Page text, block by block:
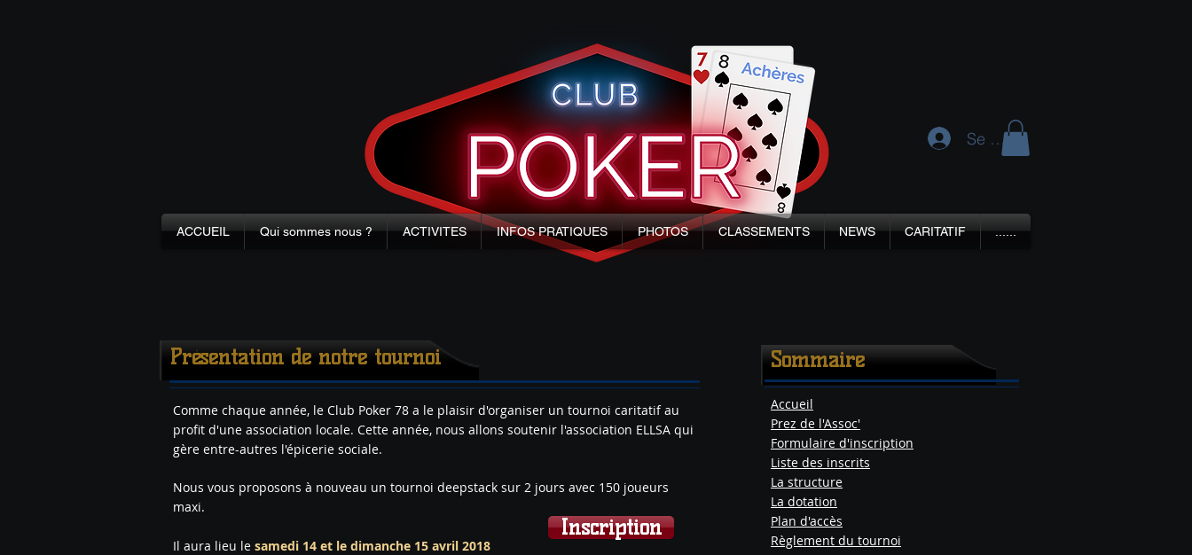
ACCUEIL Qui sommes nous ? ACTIVITES INFOS PRATIQUES PHOTOS CLASSEMENTS NEWS CARITATIF ......
Se connecter
Inscription
Présentation de notre tournoi
Comme chaque année, le Club Poker 78 a le plaisir d'organiser un tournoi caritatif au
profit d'une association locale. Cette année, nous allons soutenir l'association ELLSA qui
gère entre-autres l'épicerie sociale.
Nous vous proposons à nouveau un tournoi deepstack sur 2 jours avec 150 joueurs
maxi.
Il aura lieu le samedi 14 et le dimanche 15 avril 2018
Accueil
Prez de l'Assoc'
Formulaire d'inscription
Liste des inscrits
La structure
La dotation
Plan d'accès
Règlement du tournoi
Sommaire